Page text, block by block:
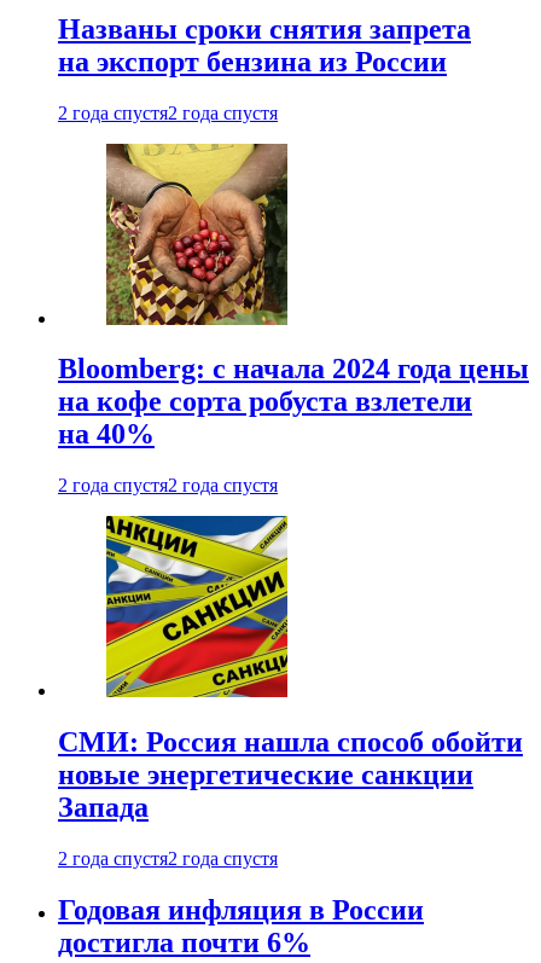
Названы сроки снятия запрета
на экспорт бензина из России
2 года спустя2 года спустя
Bloomberg: с начала 2024 года цены
на кофе сорта робуста взлетели
на 40%
2 года спустя2 года спустя
СМИ: Россия нашла способ обойти
новые энергетические санкции
Запада
2 года спустя2 года спустя
Годовая инфляция в России
достигла почти 6%